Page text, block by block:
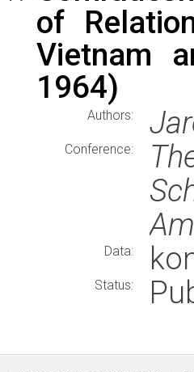
of
Vietnam
1964)
Authors:
Conference:
Data:
Status: